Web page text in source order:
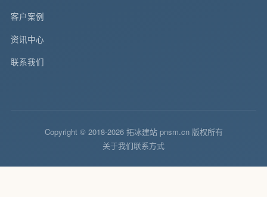
客户案例
资讯中心
联系我们
Copyright © 2018-2026 拓冰建站 pnsm.cn 版权所有
关于我们联系方式